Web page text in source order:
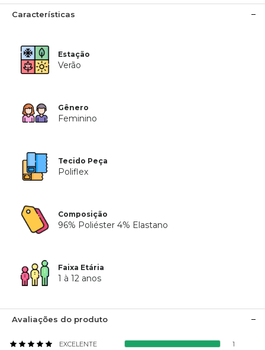
Características
Estação
Verão
Gênero
Feminino
Tecido Peça
Poliflex
Composição
96% Poliéster 4% Elastano
Faixa Etária
1 à 12 anos
Avaliações do produto
EXCELENTE
1